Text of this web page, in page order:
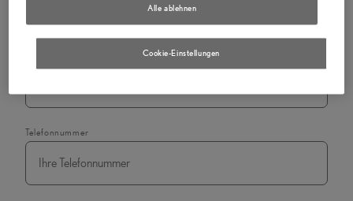
Telefonnummer
Cookie-Einstellungen
Alle ablehnen